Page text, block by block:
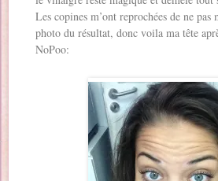
Les copines m’ont reprochées de ne
photo du résultat, donc voila ma tête
NoPoo: